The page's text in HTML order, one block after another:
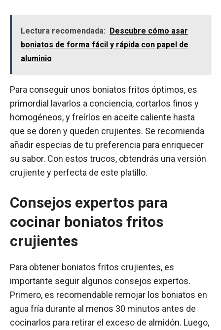
Lectura recomendada: Descubre cómo asar
boniatos de forma fácil y rápida con papel de
aluminio
Para conseguir unos boniatos fritos óptimos, es
primordial lavarlos a conciencia, cortarlos finos y
homogéneos, y freírlos en aceite caliente hasta
que se doren y queden crujientes. Se recomienda
añadir especias de tu preferencia para enriquecer
su sabor. Con estos trucos, obtendrás una versión
crujiente y perfecta de este platillo.
Consejos expertos para
cocinar boniatos fritos
crujientes
Para obtener boniatos fritos crujientes, es
importante seguir algunos consejos expertos.
Primero, es recomendable remojar los boniatos en
agua fría durante al menos 30 minutos antes de
cocinarlos para retirar el exceso de almidón. Luego,